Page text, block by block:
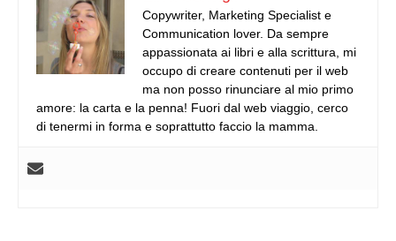
Copywriter, Marketing Specialist e
Communication lover. Da sempre
appassionata ai libri e alla scrittura, mi
occupo di creare contenuti per il web
ma non posso rinunciare al mio primo
amore: la carta e la penna! Fuori dal web viaggio, cerco
di tenermi in forma e soprattutto faccio la mamma.